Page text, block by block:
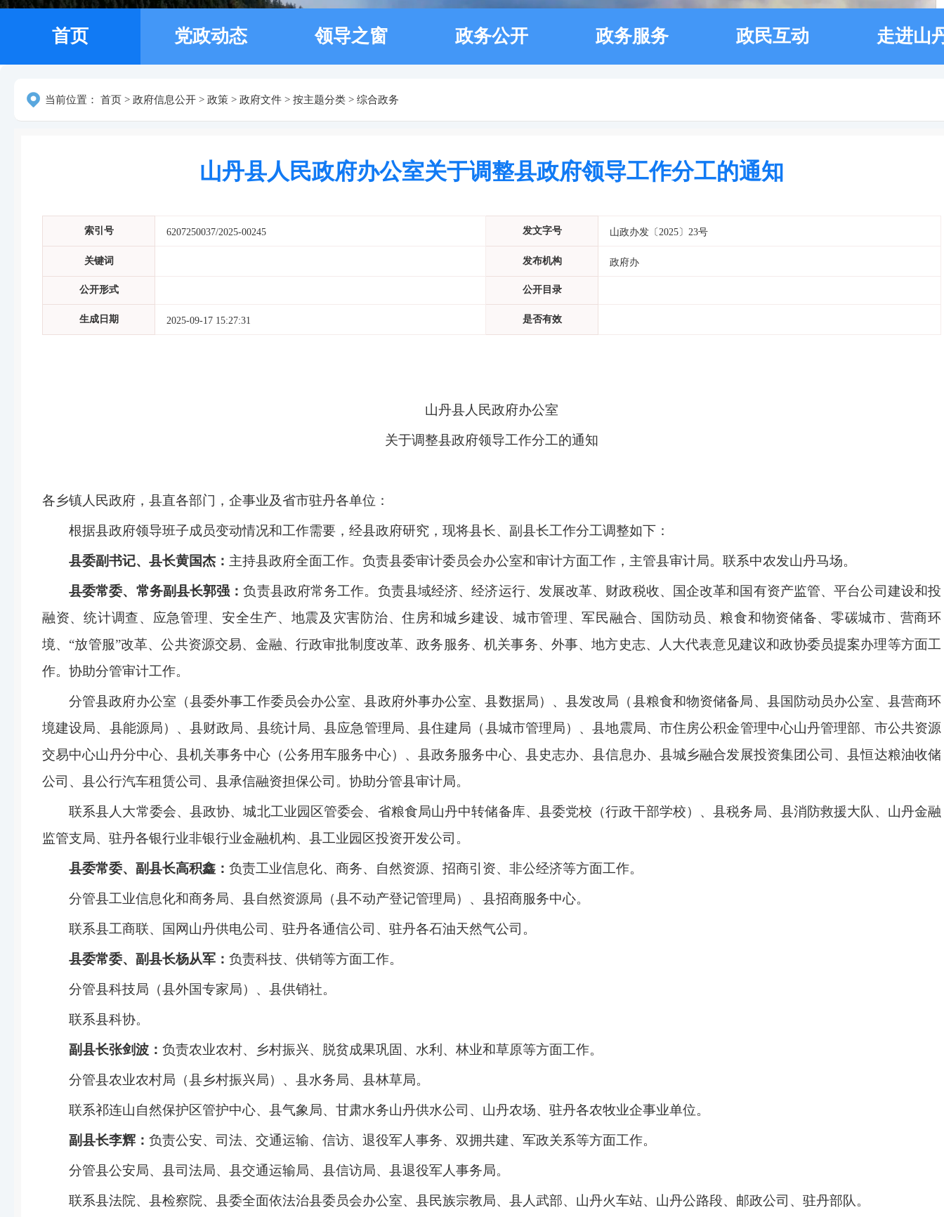
首页 党政动态 领导之窗 政务公开 政务服务 政民互动 走进山
当前位置： 首页 > 政府信息公开 > 政策 > 政府文件 > 按主题分类 > 综合政务
山丹县人民政府办公室关于调整县政府领导工作分工的通知
索引号 6207250037/2025-00245 发文字号 山政办发〔2025〕23号
关键词 发布机构 政府办
公开形式 公开目录
生成日期 2025-09-17 15:27:31 是否有效
山丹县人民政府办公室
关于调整县政府领导工作分工的通知
各乡镇人民政府，县直各部门，企事业及省市驻丹各单位：
根据县政府领导班子成员变动情况和工作需要，经县政府研究，现将县长、副县长工作分工调整如下：
县委副书记、县长黄国杰： 主持县政府全面工作。负责县委审计委员会办公室和审计方面工作，主管县审计局。联系中农发山丹马场。
县委常委、常务副县长郭强：负责县政府常务工作。负责县域经济、经济运行、发展改革、财政税收、国企改革和国有资产监管、平台公司建设和投
融资、统计调查、应急管理、安全生产、地震及灾害防治、住房和城乡建设、城市管理、军民融合、国防动员、粮食和物资储备、零碳城市、营商环
境、“放管服”改革、公共资源交易、金融、行政审批制度改革、政务服务、机关事务、外事、地方史志、人大代表意见建议和政协委员提案办理等方面工
作。协助分管审计工作。
分管县政府办公室（县委外事工作委员会办公室、县政府外事办公室、县数据局）、县发改局（县粮食和物资储备局、县国防动员办公室、县营商环
境建设局、县能源局）、县财政局、县统计局、县应急管理局、县住建局（县城市管理局）、县地震局、市住房公积金管理中心山丹管理部、市公共资源
交易中心山丹分中心、县机关事务中心（公务用车服务中心）、县政务服务中心、县史志办、县信息办、县城乡融合发展投资集团公司、县恒达粮油收储
公司、县公行汽车租赁公司、县承信融资担保公司。协助分管县审计局。
联系县人大常委会、县政协、城北工业园区管委会、省粮食局山丹中转储备库、县委党校（行政干部学校）、县税务局、县消防救援大队、山丹金融
监管支局、驻丹各银行业非银行业金融机构、县工业园区投资开发公司。
县委常委、副县长高积鑫： 负责工业信息化、商务、自然资源、招商引资、非公经济等方面工作。
分管县工业信息化和商务局、县自然资源局（县不动产登记管理局）、县招商服务中心。
联系县工商联、国网山丹供电公司、驻丹各通信公司、驻丹各石油天然气公司。
县委常委、副县长杨从军： 负责科技、供销等方面工作。
分管县科技局（县外国专家局）、县供销社。
联系县科协。
副县长张剑波： 负责农业农村、乡村振兴、脱贫成果巩固、水利、林业和草原等方面工作。
分管县农业农村局（县乡村振兴局）、县水务局、县林草局。
联系祁连山自然保护区管护中心、县气象局、甘肃水务山丹供水公司、山丹农场、驻丹各农牧业企事业单位。
副县长李辉： 负责公安、司法、交通运输、信访、退役军人事务、双拥共建、军政关系等方面工作。
分管县公安局、县司法局、县交通运输局、县信访局、县退役军人事务局。
联系县法院、县检察院、县委全面依法治县委员会办公室、县民族宗教局、县人武部、山丹火车站、山丹公路段、邮政公司、驻丹部队。